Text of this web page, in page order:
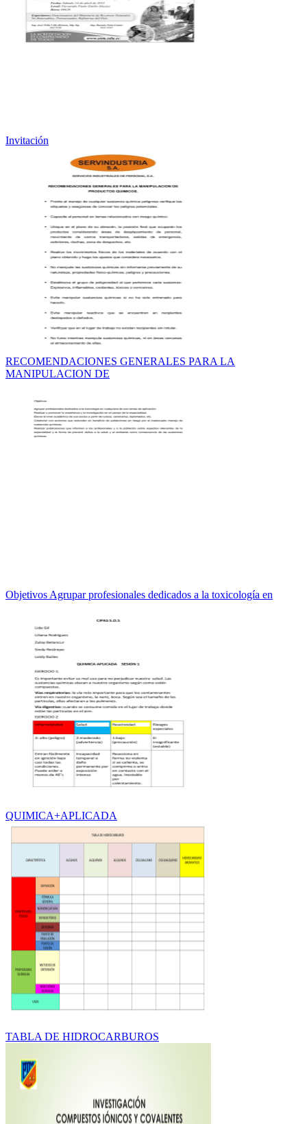
Invitación
RECOMENDACIONES GENERALES PARA LA
MANIPULACION DE
Objetivos Agrupar profesionales dedicados a la toxicología en
QUIMICA+APLICADA
TABLA DE HIDROCARBUROS